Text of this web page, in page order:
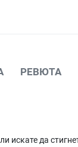
РЕВЮТА
искате да